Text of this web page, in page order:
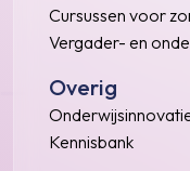
Cursussen voor
Vergader- en
Overig
Kennisbank